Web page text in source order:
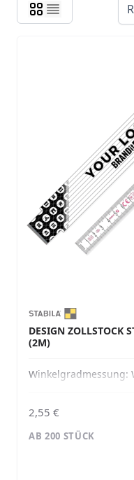
DESIGN ZOLLSTOCK
(2M)
Winkelgradmessung:
2,55 €
AB 200 STÜCK